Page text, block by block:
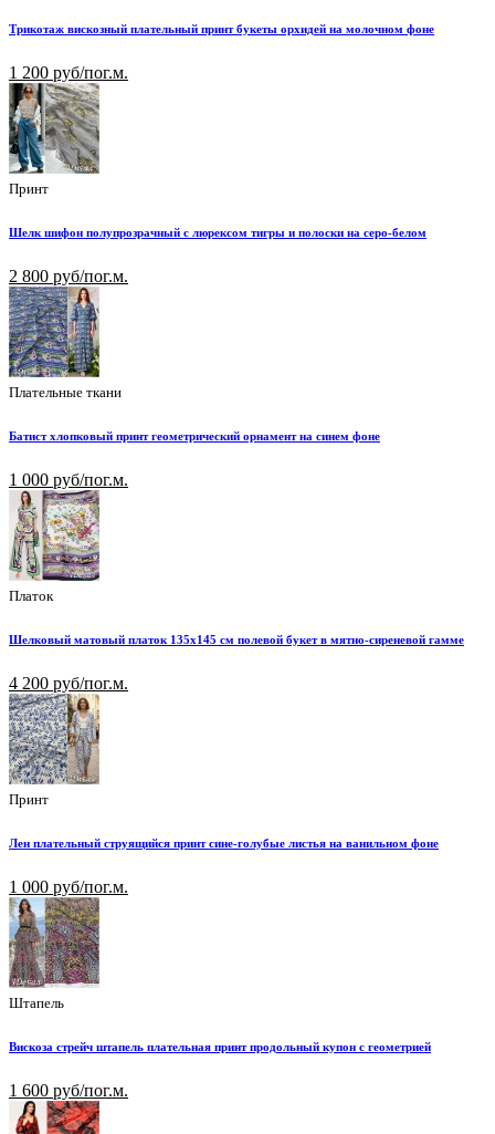
Трикотаж вискозный плательный принт букеты орхидей на молочном фоне
1 200 руб/пог.м.
Принт
Шелк шифон полупрозрачный с люрексом тигры и полоски на серо-белом
2 800 руб/пог.м.
Плательные ткани
Батист хлопковый принт геометрический орнамент на синем фоне
1 000 руб/пог.м.
Платок
Шелковый матовый платок 135х145 см полевой букет в мятно-сиреневой гамме
4 200 руб/пог.м.
Принт
Лен плательный струящийся принт сине-голубые листья на ванильном фоне
1 000 руб/пог.м.
Штапель
Вискоза стрейч штапель плательная принт продольный купон с геометрией
1 600 руб/пог.м.